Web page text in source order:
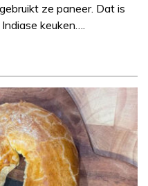
ze paneer. Dat is
keuken….